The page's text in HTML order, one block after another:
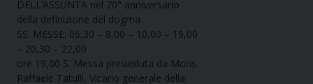
DELL’ASSUNTA nel 70° anniversario
della definizione del dogma
SS. MESSE: 06,30 – 8,00 – 10,00 – 19,00
– 20,30 – 22,00
ore 19,00 S. Messa presieduta da Mons.
Raffaele Tatulli, Vicario generale della